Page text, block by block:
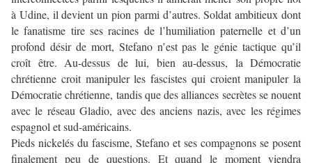
à Udine, il devient un pion parmi d’autres. Soldat ambitieux dont
le fanatisme tire ses racines de l’humiliation paternelle et d’un
profond désir de mort, Stefano n’est pas le génie tactique qu’il
croît être. Au-dessus de lui, bien au-dessus, la Démocratie
chrétienne croit manipuler les fascistes qui croient manipuler la
Démocratie chrétienne, tandis que des alliances secrètes se nouent
avec le réseau Gladio, avec des anciens nazis, avec les régimes
espagnol et sud-américains.
Pieds nickelés du fascisme, Stefano et ses compagnons se posent
finalement peu de questions. Et quand le moment viendra